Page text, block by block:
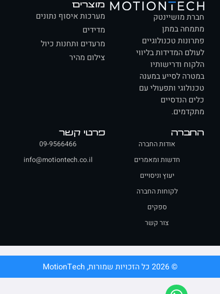
מושיינטק
במתן
טכנולוגיים
המדידות בליווי
ודרישותיו
לסייע במענה
ותפעולי עם
הנדסיים
מוצרים
מערכות איסוף נתונים
מרעדים ותחנות כיול
צילום מהיר
אודות החברה
חדשות ומאמרים
יעוץ וניסויים
לקוחות החברה
פרטי קשר
09-9566466
info@motiontech.co.il